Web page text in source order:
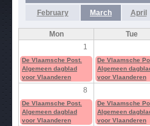
February March April
Mon Tue
1
De Vlaamsche Post.
Algemeen dagblad
voor Vlaanderen
De Vlaamsche
Algemeen
voor Vlaanderen
8
De Vlaamsche Post.
Algemeen dagblad
voor Vlaanderen
De Vlaamsche
Algemeen
voor Vlaanderen